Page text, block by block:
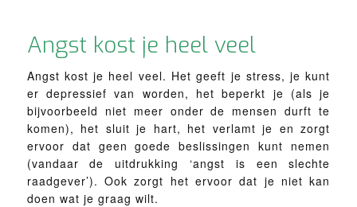
Angst kost je heel veel
Angst kost je heel veel. Het geeft je stress, je kunt
er depressief van worden, het beperkt je (als je
bijvoorbeeld niet meer onder de mensen durft te
komen), het sluit je hart, het verlamt je en zorgt
ervoor dat geen goede beslissingen kunt nemen
(vandaar de uitdrukking ‘angst is een slechte
raadgever’). Ook zorgt het ervoor dat je niet kan
doen wat je graag wilt.